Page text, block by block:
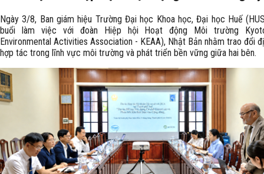
Ngày 3/8, Ban giám hiệu Trường Đại học Khoa học, Đại học Huế
buổi làm việc với đoàn Hiệp hội Hoạt động Môi trường
Environmental Activities Association - KEAA), Nhật Bản nhằm trao đổi
hợp tác trong lĩnh vực môi trường và phát triển bền vững giữa hai bên.